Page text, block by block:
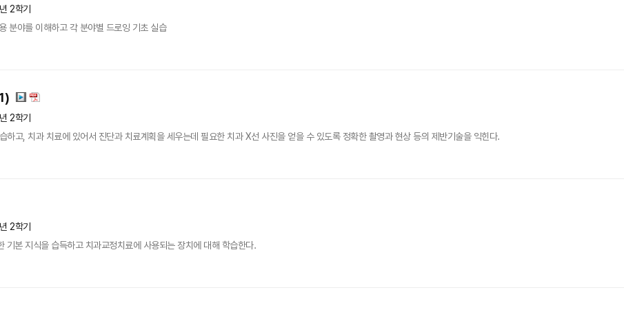
2학기
분야를 이해하고 각 분야별 드로잉 기초 실습
2학기
하고, 치과 치료에 있어서 진단과 치료계획을 세우는데 필요한 치과 X선 사진을 얻을 수 있도록 정확한 촬영과 현상 등의 제반기술을 익힌다.
2학기
기본 지식을 습득하고 치과교정치료에 사용되는 장치에 대해 학습한다.